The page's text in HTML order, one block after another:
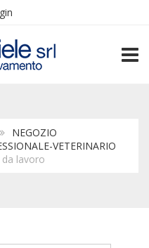
NEGOZIO
VETERINARIO
lavoro